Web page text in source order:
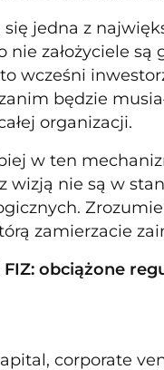
się jedna z
nie założyciele
wcześni
będzie
organizacji.
w ten
wizją nie są w
zamierzacie
FIZ: obciążone
corporate